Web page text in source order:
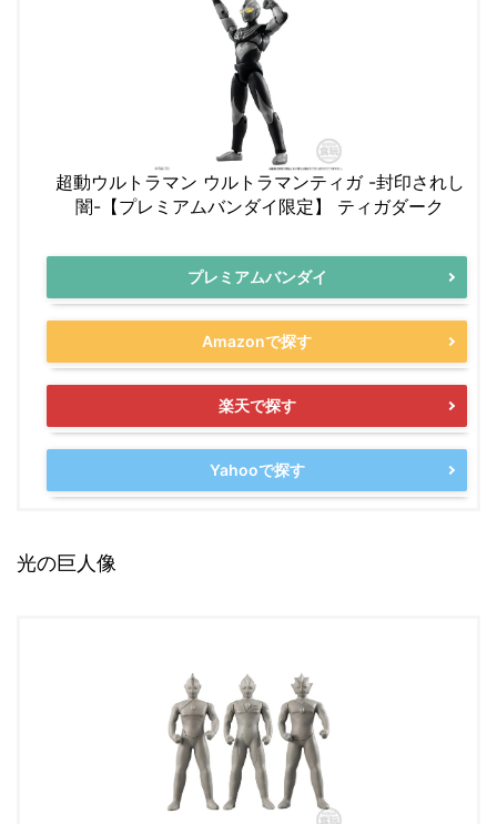
超動ウルトラマン ウルトラマンティガ -封印されし
闇-【プレミアムバンダイ限定】 ティガダーク
プレミアムバンダイ
Amazonで探す
楽天で探す
Yahooで探す
光の巨人像